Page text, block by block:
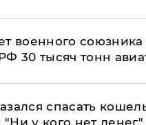
военного
30 тысяч тонн
спасать